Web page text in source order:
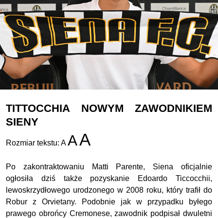
TITTOCCHIA NOWYM ZAWODNIKIEM
SIENY
Rozmiar tekstu: A AA
Po zakontraktowaniu Matti Parente, Siena oficjalnie
ogłosiła dziś także pozyskanie Edoardo Ticcocchii,
lewoskrzydłowego urodzonego w 2008 roku, który trafił do
Robur z Orvietany. Podobnie jak w przypadku byłego
prawego obrońcy Cremonese, zawodnik podpisał dwuletni